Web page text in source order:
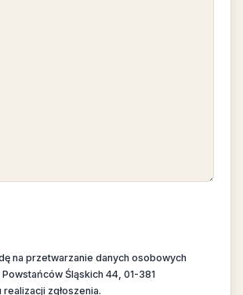
na przetwarzanie danych osobowych
Śląskich 44, 01-381
zgłoszenia.